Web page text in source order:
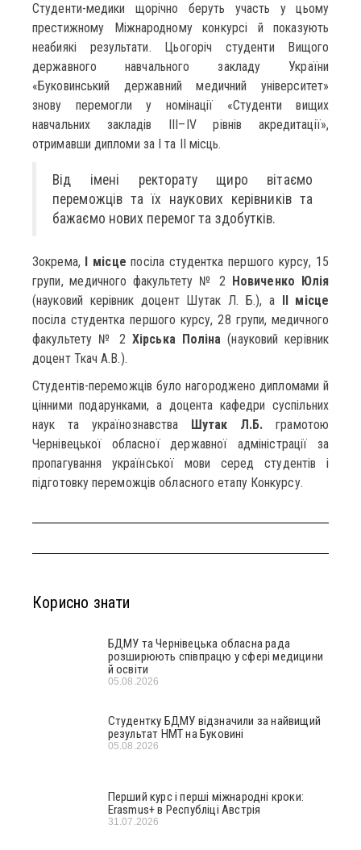
Студенти-медики щорічно беруть участь у цьому
престижному Міжнародному конкурсі й показують
неабиякі результати. Цьогоріч студенти Вищого
державного навчального закладу України
«Буковинський державний медичний університет»
знову перемогли у номінації «Студенти вищих
навчальних закладів ІІІ–ІV рівнів акредитації»,
отримавши дипломи за І та ІІ місць.
Від імені ректорату щиро вітаємо
переможців та їх наукових керівників та
бажаємо нових перемог та здобутків.
Зокрема, І місце посіла студентка першого курсу, 15
групи, медичного факультету № 2 Новиченко Юлія
(науковий керівник доцент Шутак Л. Б.), а ІІ місце
посіла студентка першого курсу, 28 групи, медичного
факультету № 2Хірська Поліна (науковий керівник
доцент Ткач А.В.).
Студентів-переможців було нагороджено дипломами й
цінними подарунками, а доцента кафедри суспільних
наук та українознавства Шутак Л.Б. грамотою
Чернівецької обласної державної адміністрації за
пропагування української мови серед студентів і
підготовку переможців обласного етапу Конкурсу.
Корисно знати
БДМУ та Чернівецька обласна рада
розширюють співпрацю у сфері медицини
й освіти
05.08.2026
Студентку БДМУ відзначили за найвищий
результат НМТ на Буковині
05.08.2026
Перший курс і перші міжнародні кроки:
Erasmus+ в Республіці Австрія
31.07.2026